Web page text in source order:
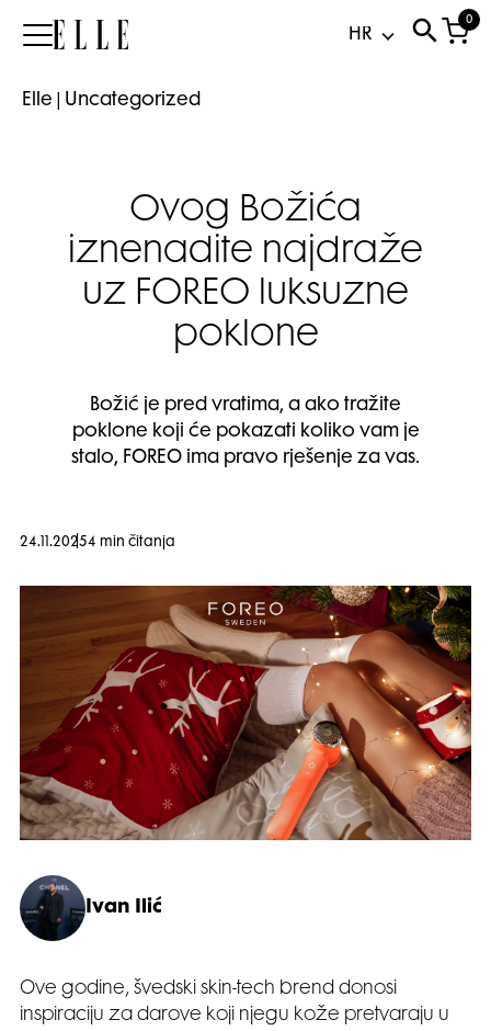
Elle
0
Elle Uncategorized
Ovog Božića
iznenadite najdraže
uz FOREO luksuzne
poklone
Božić je pred vratima, a ako tražite
poklone koji će pokazati koliko vam je
stalo, FOREO ima pravo rješenje za vas.
24.11.20254 min čitanja
Ivan Ilić
Ove godine, švedski skin-tech brend donosi
inspiraciju za darove koji njegu kože pretvaraju u